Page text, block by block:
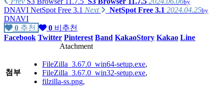
by
DNAVI NetSpot Free 3.1 Next NetSpot Free 3.1 2024.04.25by
DNAVI
0 추천 0 비추천
Facebook Twitter Pinterest Band KakaoStory Kakao Line
Atachment
첨부
FileZilla_3.67.0_win64-setup.exe,
FileZilla_3.67.0_win32-setup.exe,
filzilla-ss.png,